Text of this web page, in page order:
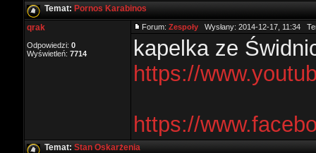
Temat: Pornos Karabinos
qrak
Odpowiedzi: 0
Wyświetleń: 7714
Forum: Zespoły Wysłany: 2014-12-17, 11:34
kapelka ze
https://
https://
Temat: Stan Oskarżenia